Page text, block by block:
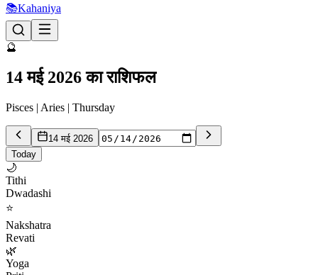
📚Kahaniya
🔮
14 मई 2026 का राशिफल
Pisces | Aries | Thursday
14 मई 2026
Today
🌙
Tithi
Dwadashi
⭐
Nakshatra
Revati
🌿
Yoga